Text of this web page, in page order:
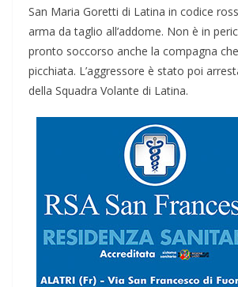
San Maria Goretti di Latina in codice
arma da taglio all’addome. Non è in
pronto soccorso anche la compagna
picchiata. L’aggressore è stato poi
della Squadra Volante di Latina.